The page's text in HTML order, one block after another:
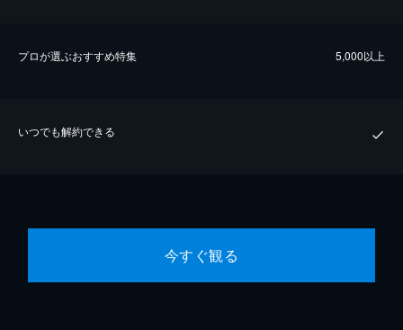
プロが選ぶおすすめ特集 5,000以上
いつでも解約できる
今すぐ観る